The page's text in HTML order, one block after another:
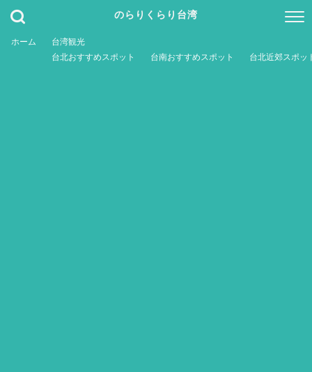
のらりくらり台湾
ホーム
台湾観光
台北おすすめスポット
台南おすすめスポット 台北近郊スポッ